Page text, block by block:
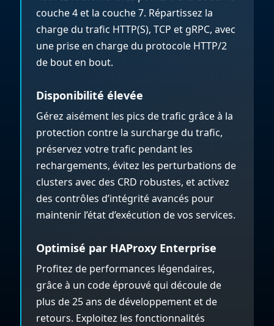
couche 4 et la couche 7. Répartissez la
charge du trafic HTTP(S), TCP et gRPC, avec
une prise en charge du protocole HTTP/2
de bout en bout.
Disponibilité élevée
Gérez aisément les pics de trafic grâce à la
protection contre la surcharge du trafic,
préservez votre trafic pendant les
rechargements, évitez les perturbations de
clusters avec des CRD robustes, et activez
des contrôles d’intégrité avancés pour
maintenir l’état d’exécution de vos services.
Optimisé par HAProxy Enterprise
Profitez de performances légendaires,
grâce à un code éprouvé qui découle de
plus de 25 ans de développement et de
retours. Exploitez les fonctionnalités